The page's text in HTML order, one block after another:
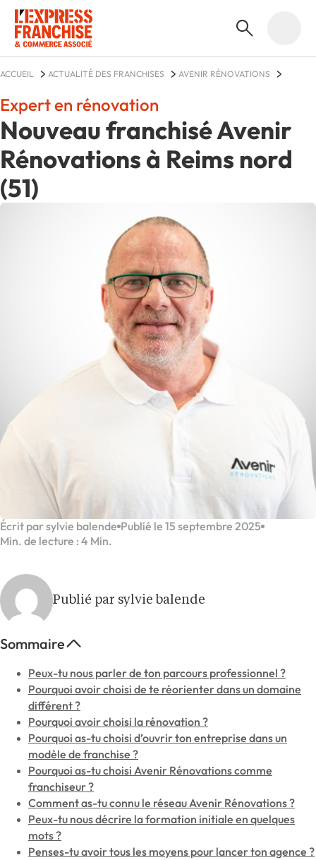
ACCUEIL ACTUALITÉ DES FRANCHISES
AVENIR RÉNOVATIONS
Nouveau franchisé Avenir
Rénovations à Reims nord
(51)
Expert en rénovation
Écrit par sylvie balende Publié le 15 septembre 2025
Min. de lecture : 4 Min.
Publié par sylvie balende
Sommaire
Peux-tu nous parler de ton parcours professionnel ?
Pourquoi avoir choisi de te réorienter dans un domaine
différent ?
Pourquoi avoir choisi la rénovation ?
Pourquoi as-tu choisi d’ouvrir ton entreprise dans un
modèle de franchise ?
Pourquoi as-tu choisi Avenir Rénovations comme
franchiseur ?
Comment as-tu connu le réseau Avenir Rénovations ?
Peux-tu nous décrire la formation initiale en quelques
mots ?
Penses-tu avoir tous les moyens pour lancer ton agence ?